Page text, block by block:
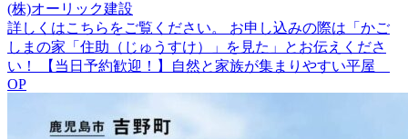
(株)オーリック建設
詳しくはこちらをご覧ください。 お申し込みの際は「かご
しまの家「住助（じゅうすけ）」を見た」とお伝えくださ
い！ 【当日予約歓迎！】自然と家族が集まりやすい平屋
OP